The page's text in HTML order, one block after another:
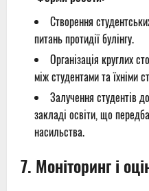
Створення
питань протидії булінгу.
Організація круглих
між студентами та їхніми
Залучення студентів
закладі освіти, що
насильства.
7. Моніторинг і